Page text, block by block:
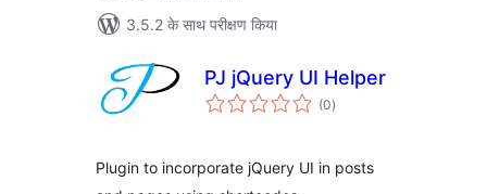
3.5.2 के साथ परीक्षण किया
PJ jQuery UI Helper
(0कुल
दर)
Plugin to incorporate jQuery UI in posts